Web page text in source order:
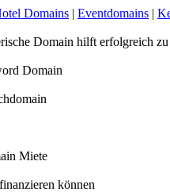
Domains | Eventdomains |
Domain hilft erfolgreich zu
Domain
Miete
können